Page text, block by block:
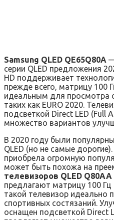
Samsung QLED QE65Q80A
серии QLED предложения
HD поддерживает
прежде всего, матрицу 100
идеальным для просмотра
таких как EURO 2020.
подсветкой Direct LED (Full
множество вариантов
В 2020 году были
QLED (но не самые
приобрела огромную
может быть похожа на
телевизоров QLED Q80AA
предлагают матрицу 100
такой телевизор идеально
спортивных состязаний.
оснащен подсветкой Direct